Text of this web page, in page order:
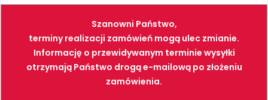
NARZĘDZIA SPAWALNICTWO
FARBY PNEUMATYKA
Szanowni Państwo,
terminy realizacji zamówień mogą ulec zmianie.
Informację o przewidywanym terminie wysyłki
otrzymają Państwo drogą e-mailową po złożeniu
zamówienia.